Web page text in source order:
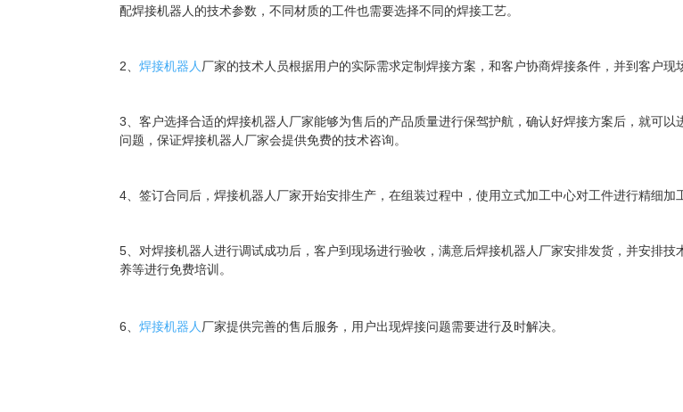
配焊接机器人的技术参数，不同材质的工件也需要选择不同的焊接工艺。
2、焊接机器人 厂家的技术人员根据用户的实际需求定制焊接方案，和客户协商焊接条件，并到客户现
3、客户选择合适的焊接机器人厂家能够为售后的产品质量进行保驾护航，确认好焊接方案后，就可
问题，保证焊接机器人厂家会提供免费的技术咨询。
4、签订合同后，焊接机器人厂家开始安排生产，在组装过程中，使用立式加工中心对工件进行精细
5、对焊接机器人进行调试成功后，客户到现场进行验收，满意后焊接机器人厂家安排发货，并安排
养等进行免费培训。
6 、焊接机器人 厂家提供完善的售后服务，用户出现焊接问题需要进行及时解决。